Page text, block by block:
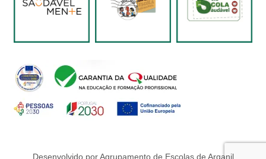
Desenvolvido por Agrupamento de Escolas de Arganil